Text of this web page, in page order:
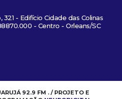
- Edifício Cidade das Colinas
- Centro - Orleans/SC
92.9 FM . / PROJETO E